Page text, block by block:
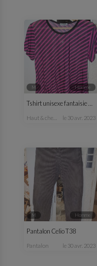
M homme
Tshirt unisexe fantaisie M/L
haut & chemise le 30 avr. 2023
M homme
Pantalon Celio T38
pantalon le 30 avr. 2023